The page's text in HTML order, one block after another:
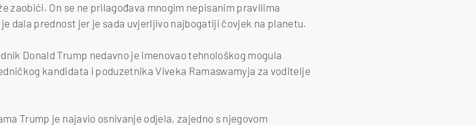
zaobići. On se ne prilagođava mnogim nepisanim pravilima
dala prednost jer je sada uvjerljivo najbogatiji čovjek na planetu.
Donald Trump nedavno je imenovao tehnološkog mogula
kandidata i poduzetnika Viveka Ramaswamyja za voditelje
Trump je najavio osnivanje odjela, zajedno s njegovom